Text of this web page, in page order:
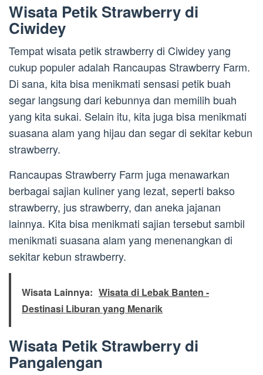
Wisata Petik Strawberry di
Ciwidey
Tempat wisata petik strawberry di Ciwidey yang
cukup populer adalah Rancaupas Strawberry Farm.
Di sana, kita bisa menikmati sensasi petik buah
segar langsung dari kebunnya dan memilih buah
yang kita sukai. Selain itu, kita juga bisa menikmati
suasana alam yang hijau dan segar di sekitar kebun
strawberry.
Rancaupas Strawberry Farm juga menawarkan
berbagai sajian kuliner yang lezat, seperti bakso
strawberry, jus strawberry, dan aneka jajanan
lainnya. Kita bisa menikmati sajian tersebut sambil
menikmati suasana alam yang menenangkan di
sekitar kebun strawberry.
Wisata Lainnya: Wisata di Lebak Banten -
Destinasi Liburan yang Menarik
Wisata Petik Strawberry di
Pangalengan